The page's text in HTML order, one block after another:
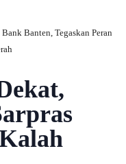
Banten, Tegaskan Peran